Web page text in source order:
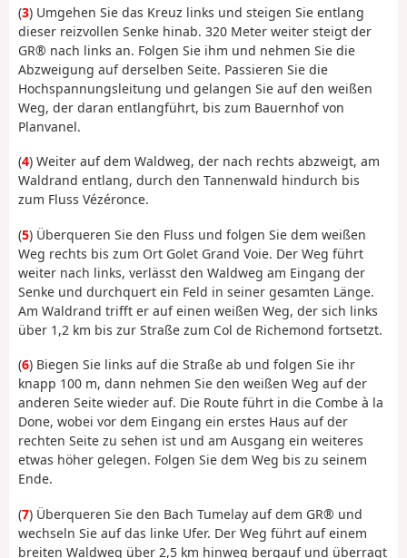
(3) Umgehen Sie das Kreuz links und steigen Sie entlang
dieser reizvollen Senke hinab. 320 Meter weiter steigt der
GR® nach links an. Folgen Sie ihm und nehmen Sie die
Abzweigung auf derselben Seite. Passieren Sie die
Hochspannungsleitung und gelangen Sie auf den weißen
Weg, der daran entlangführt, bis zum Bauernhof von
Planvanel.
(4) Weiter auf dem Waldweg, der nach rechts abzweigt, am
Waldrand entlang, durch den Tannenwald hindurch bis
zum Fluss Vézéronce.
(5) Überqueren Sie den Fluss und folgen Sie dem weißen
Weg rechts bis zum Ort Golet Grand Voie. Der Weg führt
weiter nach links, verlässt den Waldweg am Eingang der
Senke und durchquert ein Feld in seiner gesamten Länge.
Am Waldrand trifft er auf einen weißen Weg, der sich links
über 1,2 km bis zur Straße zum Col de Richemond fortsetzt.
(6) Biegen Sie links auf die Straße ab und folgen Sie ihr
knapp 100 m, dann nehmen Sie den weißen Weg auf der
anderen Seite wieder auf. Die Route führt in die Combe à la
Done, wobei vor dem Eingang ein erstes Haus auf der
rechten Seite zu sehen ist und am Ausgang ein weiteres
etwas höher gelegen. Folgen Sie dem Weg bis zu seinem
Ende.
(7) Überqueren Sie den Bach Tumelay auf dem GR® und
wechseln Sie auf das linke Ufer. Der Weg führt auf einem
breiten Waldweg über 2,5 km hinweg bergauf und überragt